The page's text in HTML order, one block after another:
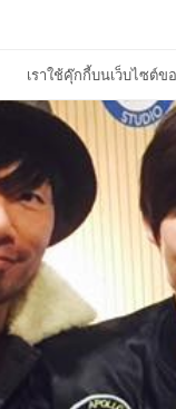
เราใช้คุ๊กกี้บนเว็บไซต์